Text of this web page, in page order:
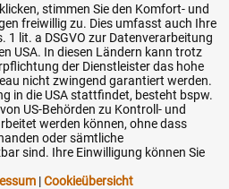
stimmen Sie den Komfort- und
freiwillig zu. Dies umfasst auch Ihre
1 lit. a DSGVO zur Datenverarbeitung
USA. In diesen Ländern kann trotz
der Dienstleister das hohe
nicht zwingend garantiert werden.
in die USA stattfindet, besteht bspw.
US-Behörden zu Kontroll- und
werden können, ohne dass
oder sämtliche
sind. Ihre Einwilligung können Sie
|Cookieübersicht